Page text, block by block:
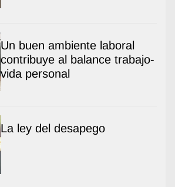
Un buen ambiente laboral
contribuye al balance trabajo-
vida personal
La ley del desapego